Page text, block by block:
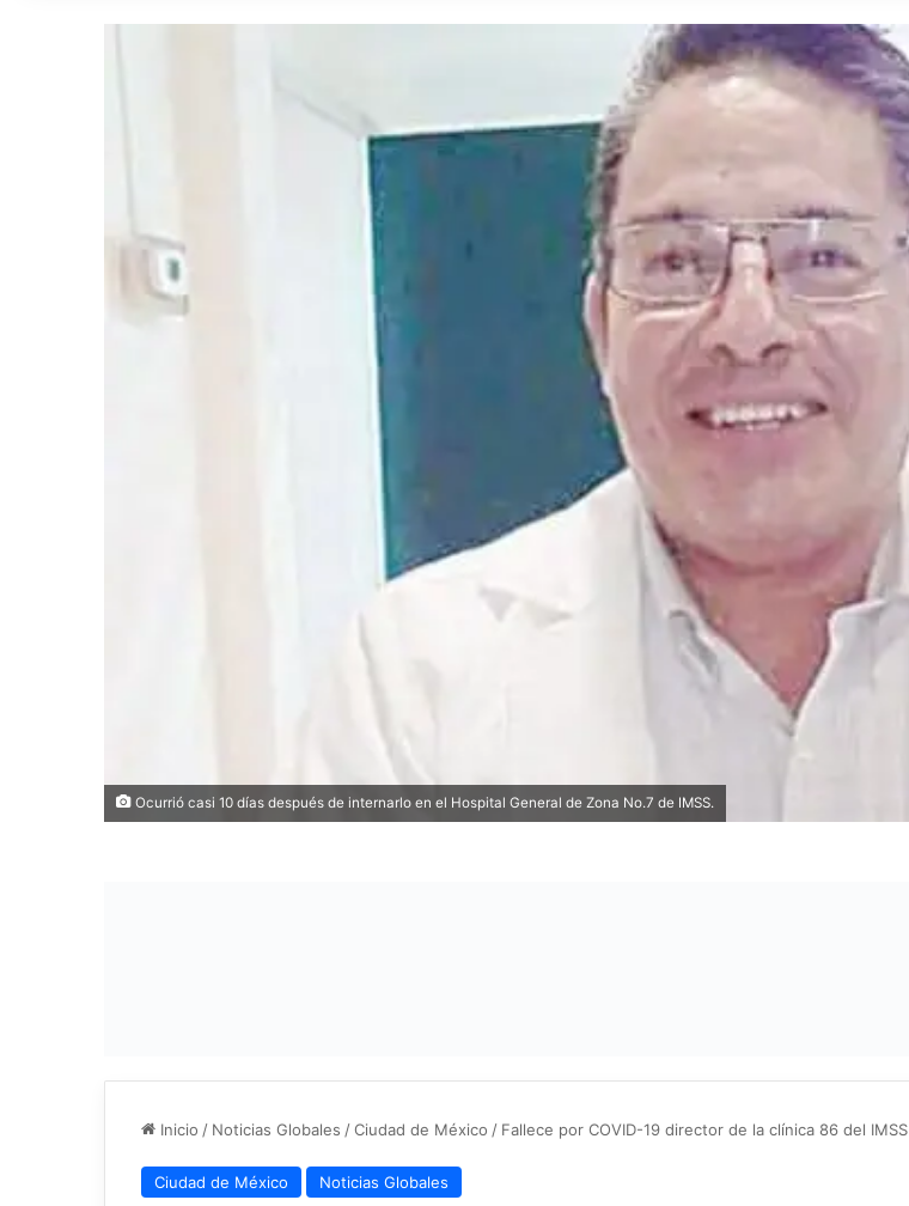
Ocurrió casi 10 días después de internarlo en el Hospital General de Zona No.7 de IMSS.
Inicio / Noticias Globales /Ciudad de México / Fallece por COVID-19 director de la clínica 86 del IMSS
Ciudad de México Noticias Globales